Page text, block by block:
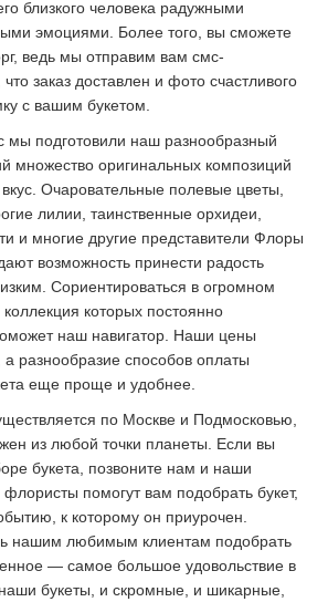
близкого человека радужными
эмоциями. Более того, вы сможете
ведь мы отправим вам смс-
заказ доставлен и фото счастливого
с вашим букетом.
мы подготовили наш разнообразный
множество оригинальных композиций
Очаровательные полевые цветы,
лилии, таинственные орхидеи,
и многие другие представители Флоры
возможность принести радость
Сориентироваться в огромном
коллекция которых постоянно
наш навигатор. Наши цены
а разнообразие способов оплаты
еще проще и удобнее.
по Москве и Подмосковью,
из любой точки планеты. Если вы
букета, позвоните нам и наши
помогут вам подобрать букет,
к которому он приурочен.
нашим любимым клиентам подобрать
― самое большое удовольствие в
букеты, и скромные, и шикарные,